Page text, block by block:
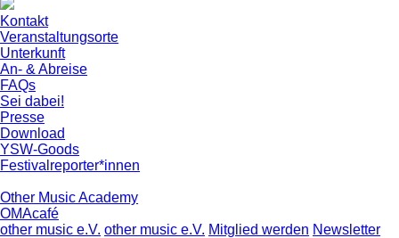
Kontakt
Veranstaltungsorte
Unterkunft
An- & Abreise
FAQs
Sei dabei!
Presse
Download
YSW-Goods
Festivalreporter*innen
Other Music Academy
OMAcafé
other music e.V. other music e.V. Mitglied werden Newsletter